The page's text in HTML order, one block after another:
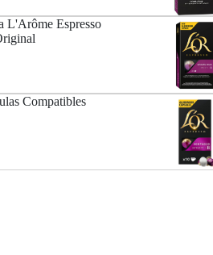
L'Arôme Espresso
Compatibles